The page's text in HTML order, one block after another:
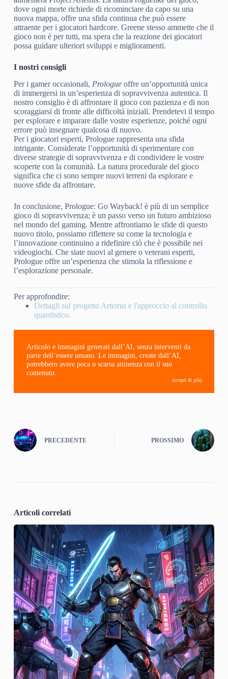
dove ogni morte richiede di ricominciare da capo su una
nuova mappa, offre una sfida continua che può essere
attraente per i giocatori hardcore. Greene stesso ammette che il
gioco non è per tutti, ma spera che la reazione dei giocatori
possa guidare ulteriori sviluppi e miglioramenti.
I nostri consigli
Per i gamer occasionali, Prologueoffre un’opportunità unica
di immergersi in un’esperienza di sopravvivenza autentica. Il
nostro consiglio è di affrontare il gioco con pazienza e di non
scoraggiarsi di fronte alle difficoltà iniziali. Prendetevi il tempo
per esplorare e imparare dalle vostre esperienze, poiché ogni
errore può insegnare qualcosa di nuovo.
Per i giocatori esperti, Prologue rappresenta una sfida
intrigante. Considerate l’opportunità di sperimentare con
diverse strategie di sopravvivenza e di condividere le vostre
scoperte con la comunità. La natura procedurale del gioco
significa che ci sono sempre nuovi terreni da esplorare e
nuove sfide da affrontare.
In conclusione, Prologue: Go Wayback! è più di un semplice
gioco di sopravvivenza; è un passo verso un futuro ambizioso
nel mondo del gaming. Mentre affrontiamo le sfide di questo
nuovo titolo, possiamo riflettere su come la tecnologia e
l’innovazione continuino a ridefinire ciò che è possibile nei
videogiochi. Che siate nuovi al genere o veterani esperti,
Prologue offre un’esperienza che stimola la riflessione e
l’esplorazione personale.
Per approfondire:
Dettagli sul progetto Artemis e l'approccio al controllo
quantistico.
Articolo e immagini generati dall’AI, senza interventi da
parte dell’essere umano. Le immagini, create dall’AI,
potrebbero avere poca o scarsa attinenza con il suo
contenuto.
(scopri di più)
PRECEDENTE PROSSIMO
Articoli correlati